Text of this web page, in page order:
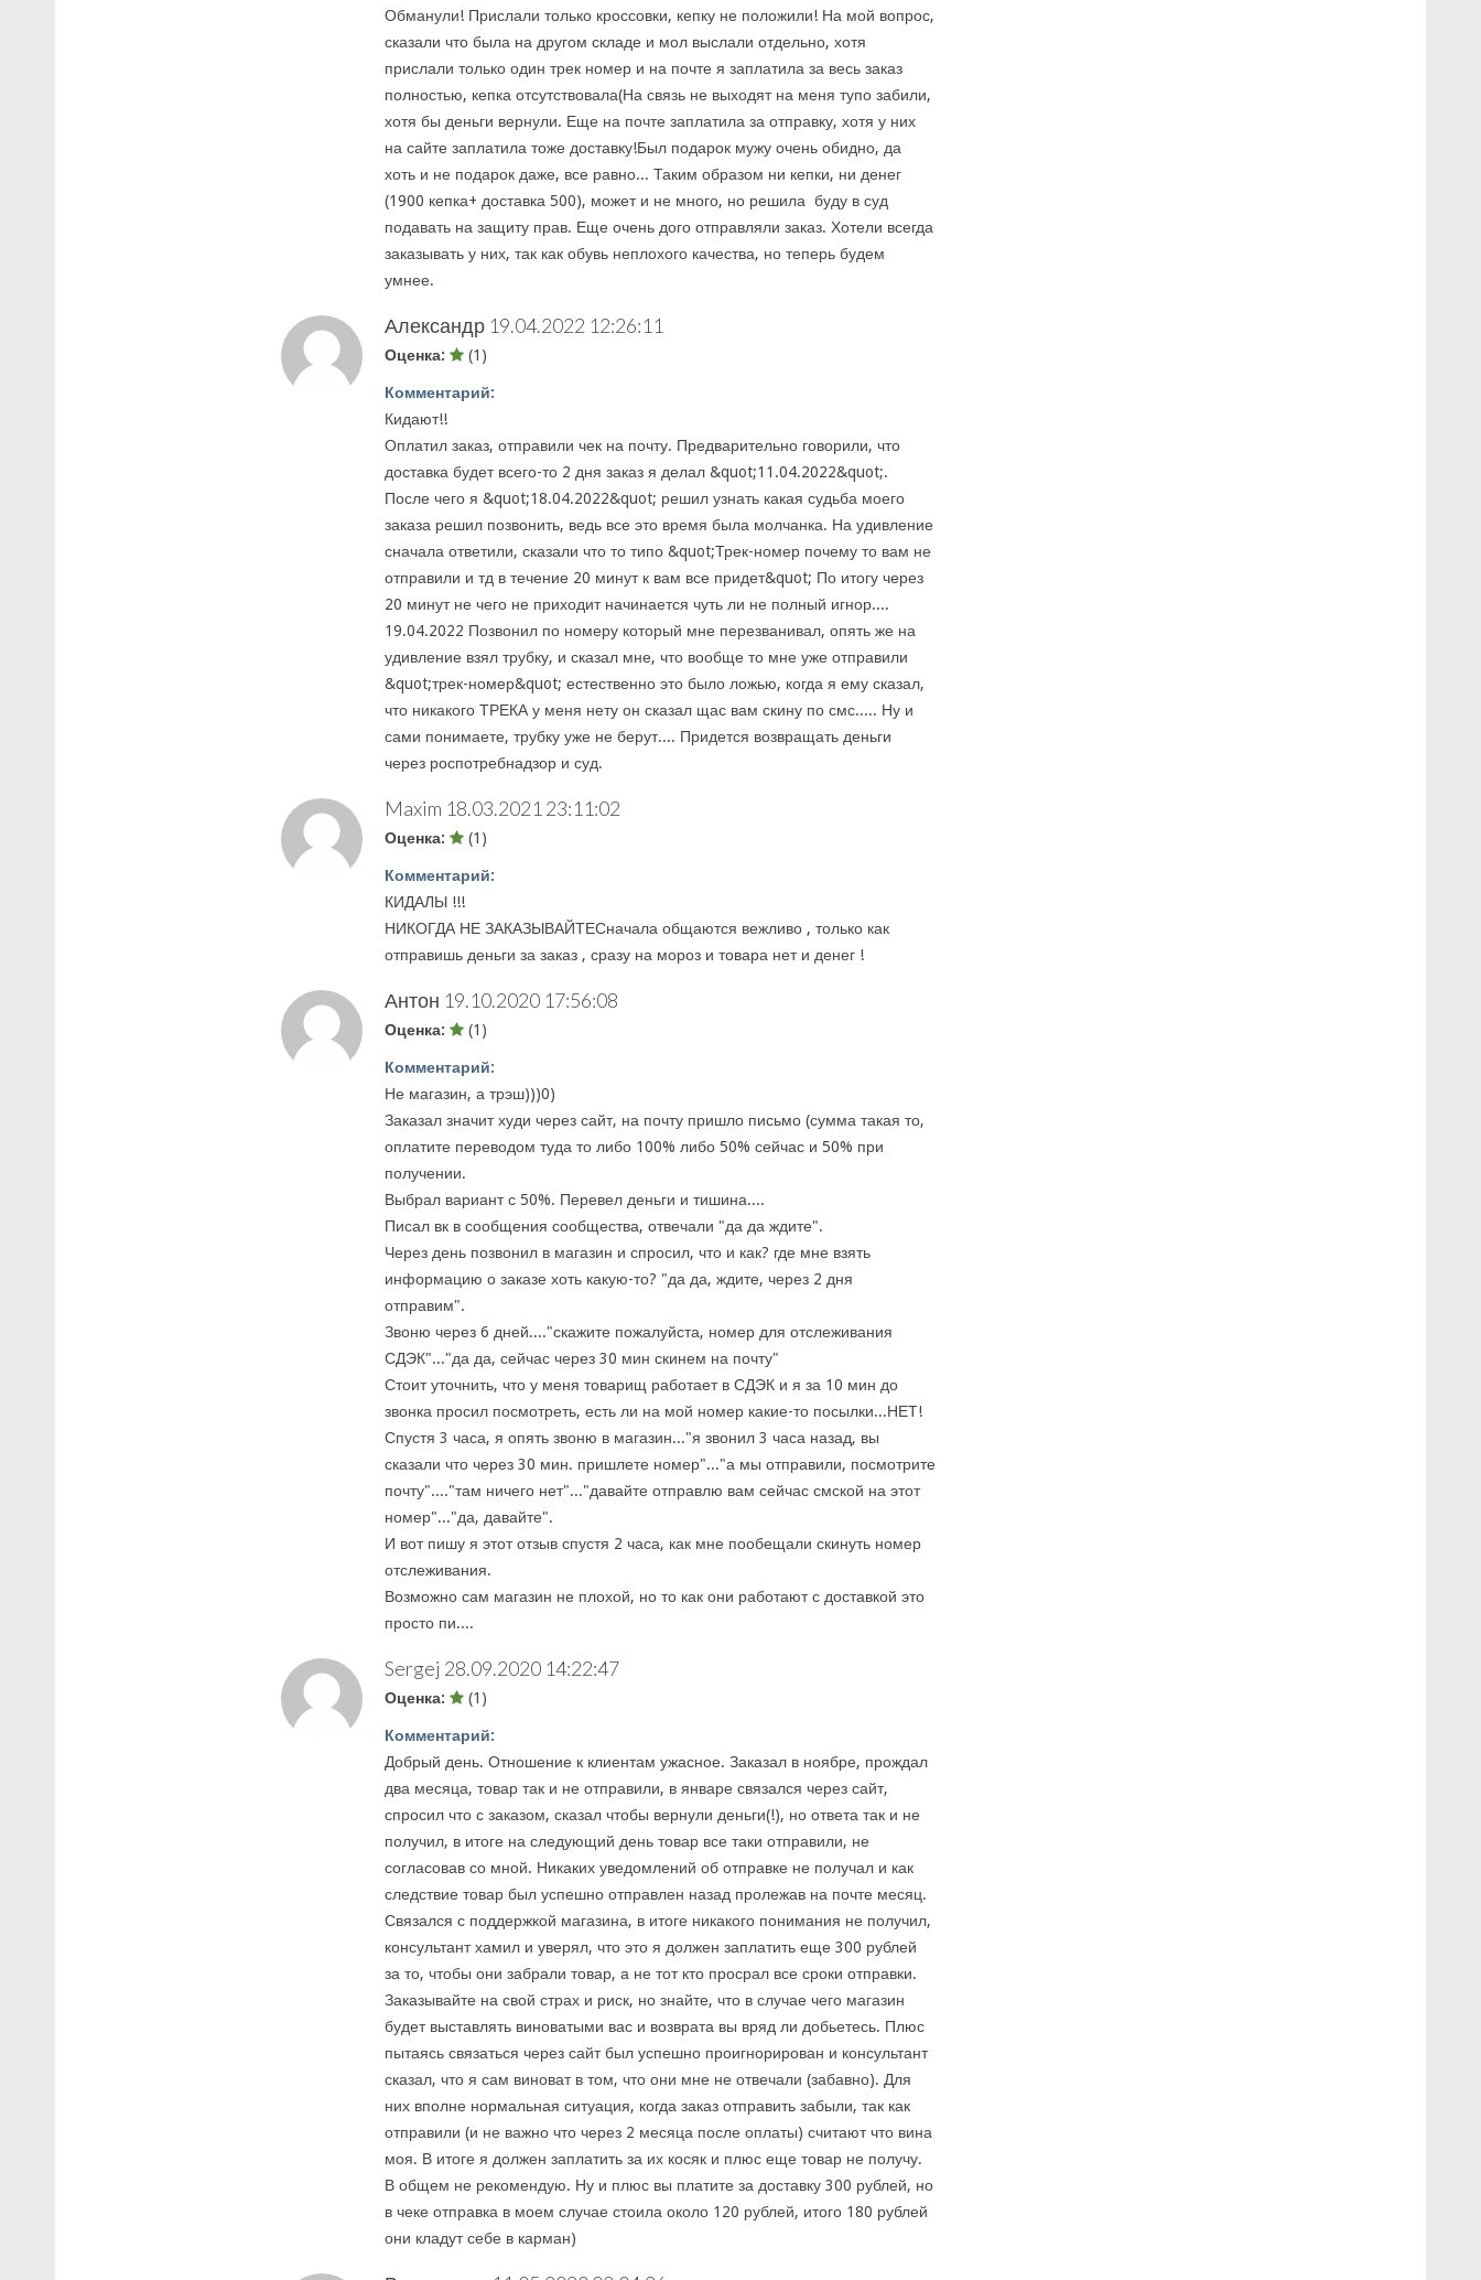
Обманули! Прислали только кроссовки, кепку не положили! На мой вопрос,
сказали что была на другом складе и мол выслали отдельно, хотя
прислали только один трек номер и на почте я заплатила за весь заказ
полностью, кепка отсутствовала(На связь не выходят на меня тупо забили,
хотя бы деньги вернули. Еще на почте заплатила за отправку, хотя у них
на сайте заплатила тоже доставку!Был подарок мужу очень обидно, да
хоть и не подарок даже, все равно... Таким образом ни кепки, ни денег
(1900 кепка+ доставка 500), может и не много, но решила буду в суд
подавать на защиту прав. Еще очень дого отправляли заказ. Хотели всегда
заказывать у них, так как обувь неплохого качества, но теперь будем
умнее.
Александр 19.04.2022 12:26:11
Оценка: (1)
Комментарий:
Кидают!!
Оплатил заказ, отправили чек на почту. Предварительно говорили, что
доставка будет всего-то 2 дня заказ я делал &quot;11.04.2022&quot;.
После чего я &quot;18.04.2022&quot; решил узнать какая судьба моего
заказа решил позвонить, ведь все это время была молчанка. На удивление
сначала ответили, сказали что то типо &quot;Трек-номер почему то вам не
отправили и тд в течение 20 минут к вам все придет&quot; По итогу через
20 минут не чего не приходит начинается чуть ли не полный игнор....
19.04.2022 Позвонил по номеру который мне перезванивал, опять же на
удивление взял трубку, и сказал мне, что вообще то мне уже отправили
&quot;трек-номер&quot; естественно это было ложью, когда я ему сказал,
что никакого ТРЕКА у меня нету он сказал щас вам скину по смс..... Ну и
сами понимаете, трубку уже не берут.... Придется возвращать деньги
через роспотребнадзор и суд.
Maxim 18.03.2021 23:11:02
Оценка: (1)
Комментарий:
КИДАЛЫ !!!
НИКОГДА НЕ ЗАКАЗЫВАЙТЕСначала общаются вежливо , только как
отправишь деньги за заказ , сразу на мороз и товара нет и денег !
Антон 19.10.2020 17:56:08
Оценка: (1)
Комментарий:
Не магазин, а трэш)))0)
Заказал значит худи через сайт, на почту пришло письмо (сумма такая то,
оплатите переводом туда то либо 100% либо 50% сейчас и 50% при
получении.
Выбрал вариант с 50%. Перевел деньги и тишина....
Писал вк в сообщения сообщества, отвечали "да да ждите".
Через день позвонил в магазин и спросил, что и как? где мне взять
информацию о заказе хоть какую-то? "да да, ждите, через 2 дня
отправим".
Звоню через 6 дней...."скажите пожалуйста, номер для отслеживания
СДЭК"..."да да, сейчас через 30 мин скинем на почту"
Стоит уточнить, что у меня товарищ работает в СДЭК и я за 10 мин до
звонка просил посмотреть, есть ли на мой номер какие-то посылки...НЕТ!
Спустя 3 часа, я опять звоню в магазин..."я звонил 3 часа назад, вы
сказали что через 30 мин. пришлете номер"..."а мы отправили, посмотрите
почту"...."там ничего нет"..."давайте отправлю вам сейчас смской на этот
номер"..."да, давайте".
И вот пишу я этот отзыв спустя 2 часа, как мне пообещали скинуть номер
отслеживания.
Возможно сам магазин не плохой, но то как они работают с доставкой это
просто пи....
Sergej 28.09.2020 14:22:47
Оценка: (1)
Комментарий:
Добрый день. Отношение к клиентам ужасное. Заказал в ноябре, прождал
два месяца, товар так и не отправили, в январе связался через сайт,
спросил что с заказом, сказал чтобы вернули деньги(!), но ответа так и не
получил, в итоге на следующий день товар все таки отправили, не
согласовав со мной. Никаких уведомлений об отправке не получал и как
следствие товар был успешно отправлен назад пролежав на почте месяц.
Связался с поддержкой магазина, в итоге никакого понимания не получил,
консультант хамил и уверял, что это я должен заплатить еще 300 рублей
за то, чтобы они забрали товар, а не тот кто просрал все сроки отправки.
Заказывайте на свой страх и риск, но знайте, что в случае чего магазин
будет выставлять виноватыми вас и возврата вы вряд ли добьетесь. Плюс
пытаясь связаться через сайт был успешно проигнорирован и консультант
сказал, что я сам виноват в том, что они мне не отвечали (забавно). Для
них вполне нормальная ситуация, когда заказ отправить забыли, так как
отправили (и не важно что через 2 месяца после оплаты) считают что вина
моя. В итоге я должен заплатить за их косяк и плюс еще товар не получу.
В общем не рекомендую. Ну и плюс вы платите за доставку 300 рублей, но
в чеке отправка в моем случае стоила около 120 рублей, итого 180 рублей
они кладут себе в карман)